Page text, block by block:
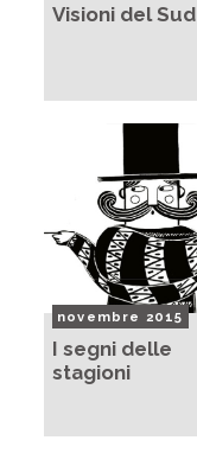
Visioni del Sud
novembre 2015
I segni delle
stagioni